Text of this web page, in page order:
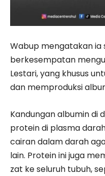
Wabup mengatakan ia
berkesempatan
Lestari, yang khusus
dan memproduksi
Kandungan albumin di
protein di plasma
cairan dalam darah
lain. Protein ini juga
zat ke seluruh tubuh,